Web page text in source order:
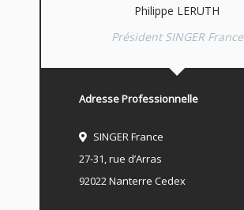
Philippe LERUTH
Président SINGER France
Adresse Professionnelle
SINGER France
27-31, rue d’Arras
92022 Nanterre Cedex